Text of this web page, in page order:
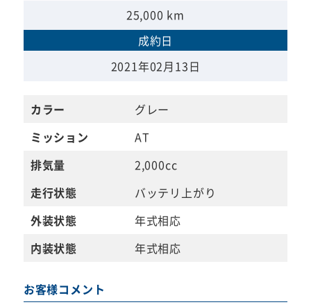
25,000 km
成約日
2021年02月13日
カラー
グレー
ミッション
AT
排気量
2,000cc
走行状態
バッテリ上がり
外装状態
年式相応
内装状態
年式相応
お客様コメント